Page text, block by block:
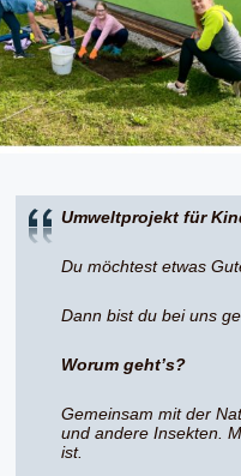
Umweltprojekt für
Du möchtest etwas
Dann bist du bei uns
Worum geht’s?
Gemeinsam mit der
und andere Insekten.
ist.